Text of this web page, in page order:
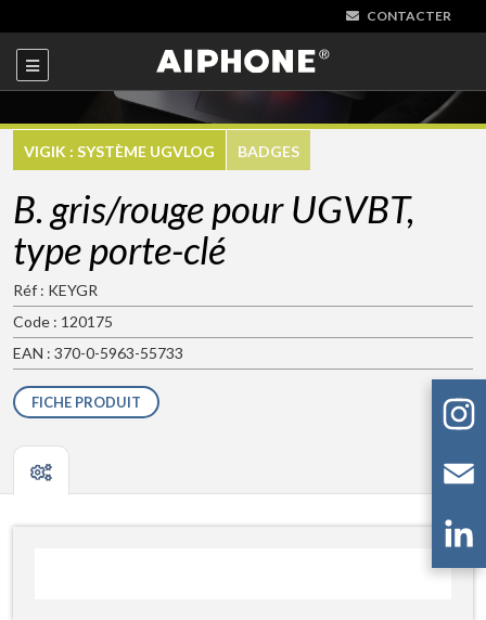
CONTACTER
VIGIK : SYSTÈME UGVLOG BADGES
B. gris/rouge pour UGVBT,
type porte-clé
Réf : KEYGR
Code : 120175
EAN : 370-0-5963-55733
FICHE PRODUIT